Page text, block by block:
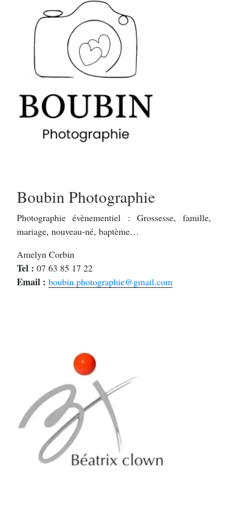
Boubin Photographie
Photographie évènementiel : Grossesse, famille,
mariage, nouveau-né, baptème…
Amelyn Corbin
Tel : 07 63 85 17 22
Email : boubin.photographie@gmail.com